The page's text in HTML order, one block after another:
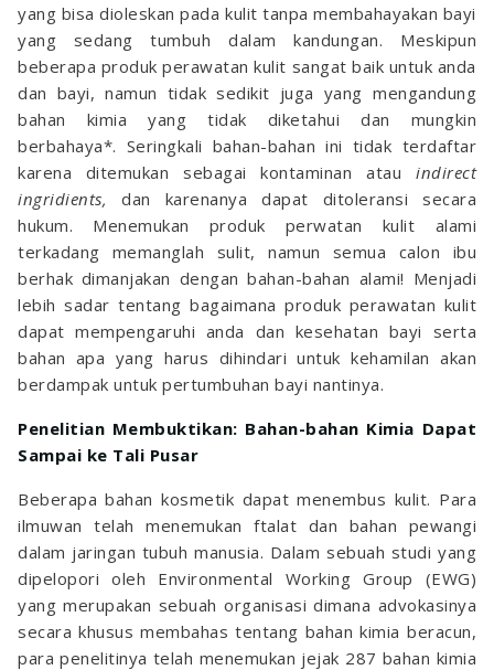
yang bisa dioleskan pada kulit tanpa membahayakan bayi
yang sedang tumbuh dalam kandungan. Meskipun
beberapa produk perawatan kulit sangat baik untuk anda
dan bayi, namun tidak sedikit juga yang mengandung
bahan kimia yang tidak diketahui dan mungkin
berbahaya*. Seringkali bahan-bahan ini tidak terdaftar
karena ditemukan sebagai kontaminan atau indirect
ingridients, dan karenanya dapat ditoleransi secara
hukum. Menemukan produk perwatan kulit alami
terkadang memanglah sulit, namun semua calon ibu
berhak dimanjakan dengan bahan-bahan alami! Menjadi
lebih sadar tentang bagaimana produk perawatan kulit
dapat mempengaruhi anda dan kesehatan bayi serta
bahan apa yang harus dihindari untuk kehamilan akan
berdampak untuk pertumbuhan bayi nantinya.
Penelitian Membuktikan: Bahan-bahan Kimia Dapat
Sampai ke Tali Pusar
Beberapa bahan kosmetik dapat menembus kulit. Para
ilmuwan telah menemukan ftalat dan bahan pewangi
dalam jaringan tubuh manusia. Dalam sebuah studi yang
dipelopori oleh Environmental Working Group (EWG)
yang merupakan sebuah organisasi dimana advokasinya
secara khusus membahas tentang bahan kimia beracun,
para penelitinya telah menemukan jejak 287 bahan kimia